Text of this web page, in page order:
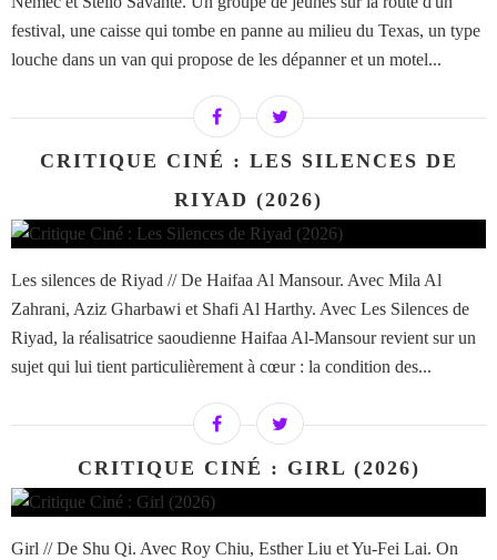
festival, une caisse qui tombe en panne au milieu du Texas, un type
louche dans un van qui propose de les dépanner et un motel...
CRITIQUE CINÉ : LES SILENCES DE
RIYAD (2026)
Les silences de Riyad // De Haifaa Al Mansour. Avec Mila Al
Zahrani, Aziz Gharbawi et Shafi Al Harthy. Avec Les Silences de
Riyad, la réalisatrice saoudienne Haifaa Al-Mansour revient sur un
sujet qui lui tient particulièrement à cœur : la condition des...
CRITIQUE CINÉ : GIRL (2026)
Girl // De Shu Qi. Avec Roy Chiu, Esther Liu et Yu-Fei Lai. On